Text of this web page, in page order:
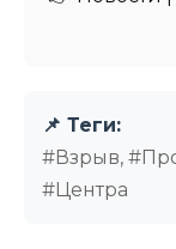
📌 Теги:
#Взрыв,
#Центра